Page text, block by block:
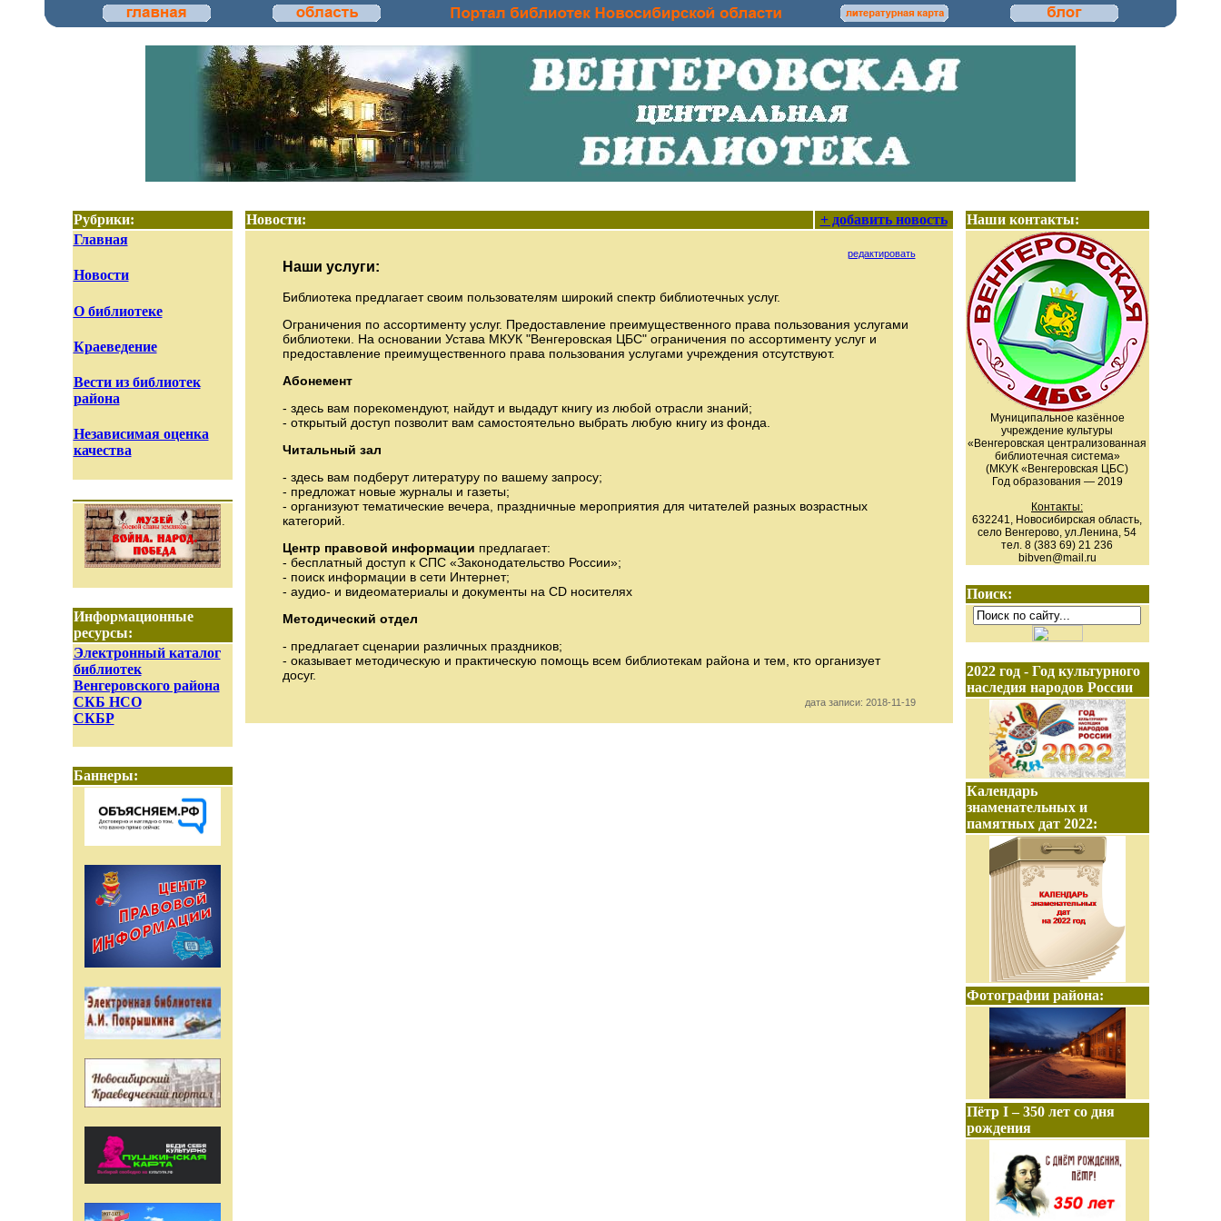
Рубрики:
Главная
Новости
О библиотеке
Краеведение
Вести из библиотек
района
Независимая оценка
качества
Информационные
ресурсы:
Электронный каталог
библиотек
Венгеровского района
СКБ НСО
СКБР
Баннеры:
Новости: + добавить новость
редактировать
Наши услуги:
Библиотека предлагает своим пользователям широкий спектр библиотечных услуг.
Ограничения по ассортименту услуг. Предоставление преимущественного права пользования услугами
библиотеки. На основании Устава МКУК "Венгеровская ЦБС" ограничения по ассортименту услуг и
предоставление преимущественного права пользования услугами учреждения отсутствуют.
Абонемент
- здесь вам порекомендуют, найдут и выдадут книгу из любой отрасли знаний;
- открытый доступ позволит вам самостоятельно выбрать любую книгу из фонда.
Читальный зал
- здесь вам подберут литературу по вашему запросу;
- предложат новые журналы и газеты;
- организуют тематические вечера, праздничные мероприятия для читателей разных возрастных
категорий.
Центр правовой информации предлагает:
- бесплатный доступ к СПС «Законодательство России»;
- поиск информации в сети Интернет;
- аудио- и видеоматериалы и документы на CD носителях
Методический отдел
- предлагает сценарии различных праздников;
- оказывает методическую и практическую помощь всем библиотекам района и тем, кто организует
досуг.
дата записи: 2018-11-19
Наши контакты:
Муниципальное казённое
учреждение культуры
«Венгеровская централизованная
библиотечная система»
(МКУК «Венгеровская ЦБС)
Год образования — 2019
Контакты:
632241, Новосибирская область,
село Венгерово, ул.Ленина, 54
тел. 8 (383 69) 21 236
bibven@mail.ru
Поиск:
2022 год - Год культурного
наследия народов России
Календарь
знаменательных и
памятных дат 2022:
Фотографии района:
Пётр I – 350 лет со дня
рождения